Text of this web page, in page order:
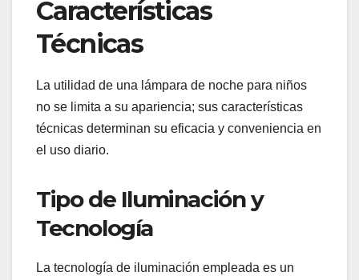
Características
Técnicas
La utilidad de una lámpara de noche para niños
no se limita a su apariencia; sus características
técnicas determinan su eficacia y conveniencia en
el uso diario.
Tipo de Iluminación y
Tecnología
La tecnología de iluminación empleada es un